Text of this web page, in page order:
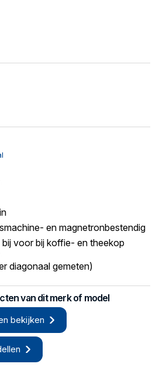
en magnetronbestendig
voor bij koffie- en theekop
diagonaal gemeten)
van dit merk of model
bekijken